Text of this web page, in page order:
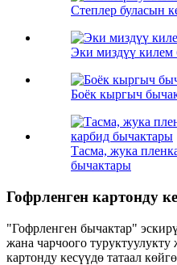
Степлер буласын
Эки миздүү килем
Боёк кыргыч
Тасма, жука
бычактары
Гофрленген картонду
"Гофрленген бычактар"
жана чарчоого туруктуулукту
картонду кесүүдө татаал